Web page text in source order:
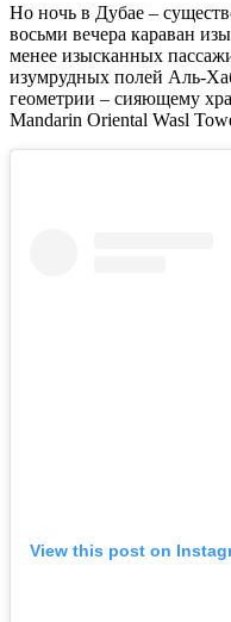
Но ночь в Дубае –
восьми вечера караван
менее изысканных
изумрудных полей Аль-
геометрии – сияющему
Mandarin Oriental Wasl
View this post on